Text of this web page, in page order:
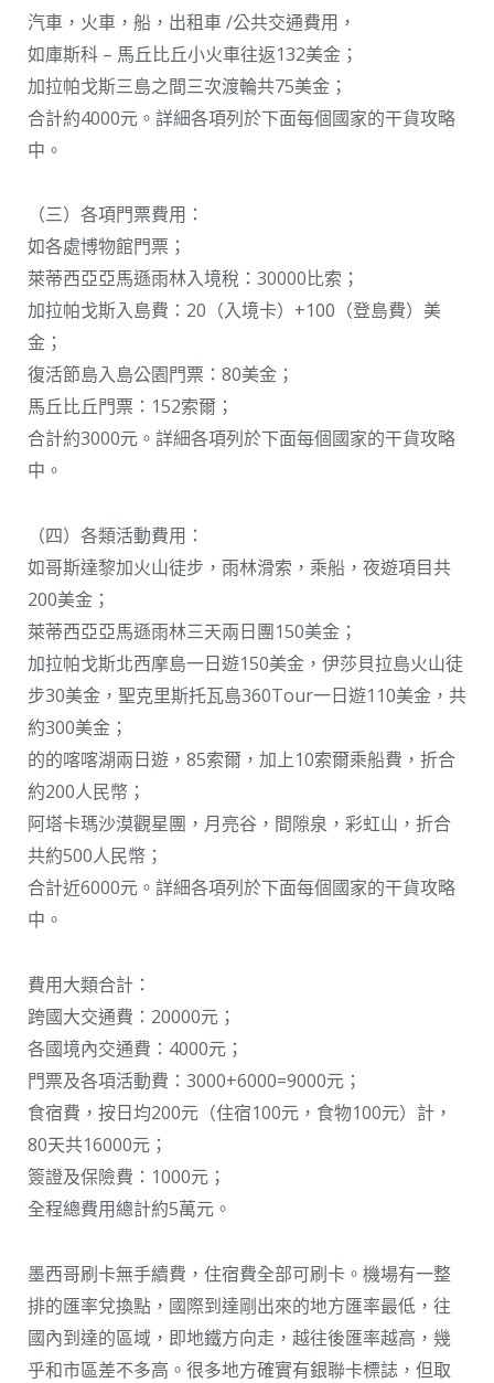
汽車，火車，船，出租車 /公共交通費用，
如庫斯科 – 馬丘比丘小火車往返132美金；
加拉帕戈斯三島之間三次渡輪共75美金；
合計約4000元。詳細各項列於下面每個國家的干貨攻略
中。
（三）各項門票費用：
如各處博物館門票；
萊蒂西亞亞馬遜雨林入境稅：30000比索；
加拉帕戈斯入島費：20（入境卡）+100（登島費）美
金；
復活節島入島公園門票：80美金；
馬丘比丘門票：152索爾；
合計約3000元。詳細各項列於下面每個國家的干貨攻略
中。
（四）各類活動費用：
如哥斯達黎加火山徒步，雨林滑索，乘船，夜遊項目共
200美金；
萊蒂西亞亞馬遜雨林三天兩日團150美金；
加拉帕戈斯北西摩島一日遊150美金，伊莎貝拉島火山徒
步30美金，聖克里斯托瓦島360Tour一日遊110美金，共
約300美金；
的的喀喀湖兩日遊，85索爾，加上10索爾乘船費，折合
約200人民幣；
阿塔卡瑪沙漠觀星團，月亮谷，間隙泉，彩虹山，折合
共約500人民幣；
合計近6000元。詳細各項列於下面每個國家的干貨攻略
中。
費用大類合計：
跨國大交通費：20000元；
各國境內交通費：4000元；
門票及各項活動費：3000+6000=9000元；
食宿費，按日均200元（住宿100元，食物100元）計，
80天共16000元；
簽證及保險費：1000元；
全程總費用總計約5萬元。
墨西哥刷卡無手續費，住宿費全部可刷卡。機場有一整
排的匯率兌換點，國際到達剛出來的地方匯率最低，往
國內到達的區域，即地鐵方向走，越往後匯率越高，幾
乎和市區差不多高。很多地方確實有銀聯卡標誌，但取